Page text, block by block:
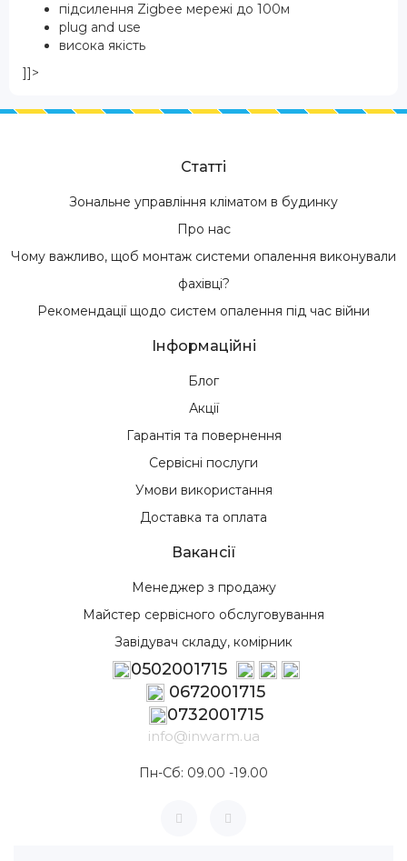
підсилення Zigbee мережі до 100м
plug and use
висока якість
]]>
Статті
Зональне управління кліматом в будинку
Про нас
Чому важливо, щоб монтаж системи опалення виконували
фахівці?
Рекомендації щодо систем опалення під час війни
Інформаційні
Блог
Акції
Гарантія та повернення
Сервісні послуги
Умови використання
Доставка та оплата
Вакансії
Менеджер з продажу
Майстер сервісного обслуговування
Завідувач складу, комірник
0502001715
0672001715
0732001715
info@inwarm.ua
Пн-Сб: 09.00 -19.00